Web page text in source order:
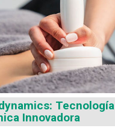
Tecnología
Innovadora